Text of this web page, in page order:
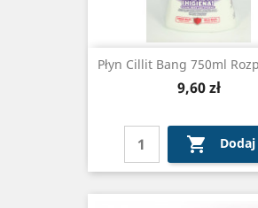
Płyn Cillit Bang 750ml
Cena
9,60 zł
 Dodaj